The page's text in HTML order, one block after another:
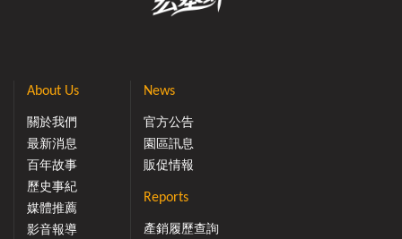
About Us
關於我們
最新消息
百年故事
歷史事紀
媒體推薦
影音報導
News
官方公告
園區訊息
販促情報
Reports
產銷履歷查詢